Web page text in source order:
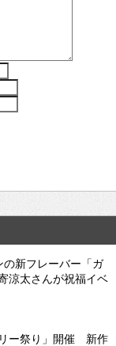
新フレーバー「ガ
涼太さんが祝福イベ
ー祭り」開催 新作